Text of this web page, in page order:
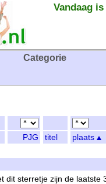
Vandaag
Categorie
PJG titel
plaats
dit sterretje zijn de laatste